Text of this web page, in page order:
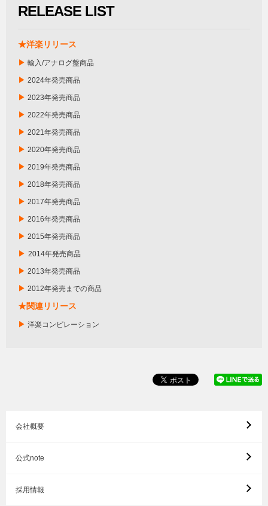
RELEASE LIST
★洋楽リリース
▶ 輸入/アナログ盤商品
▶ 2024年発売商品
▶ 2023年発売商品
▶ 2022年発売商品
▶ 2021年発売商品
▶ 2020年発売商品
▶ 2019年発売商品
▶ 2018年発売商品
▶ 2017年発売商品
▶ 2016年発売商品
▶ 2015年発売商品
▶ 2014年発売商品
▶ 2013年発売商品
▶ 2012年発売までの商品
★関連リリース
▶ 洋楽コンピレーション
会社概要
公式note
採用情報